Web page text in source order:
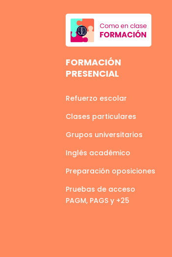
FORMACIÓN
PRESENCIAL
Refuerzo escolar
Clases particulares
Grupos universitarios
Inglés académico
Preparación oposiciones
Pruebas de acceso
PAGM, PAGS y +25